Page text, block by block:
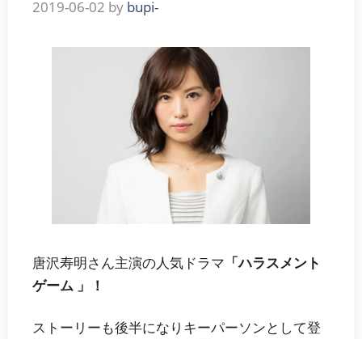
2019-06-02 by bupi-
唐沢寿明さん主演の人気ドラマ 「ハラスメント
ゲーム 」！
ストーリーも後半になりキーパーソンとして登